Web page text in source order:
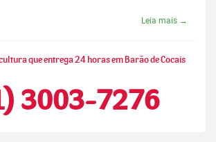
Leia mais →
que entrega 24 horas em Barão de Cocais
3003-7276